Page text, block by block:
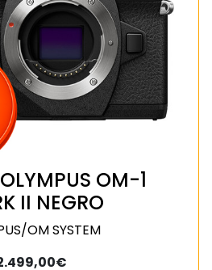
OM-1
II NEGRO
OM SYSTEM